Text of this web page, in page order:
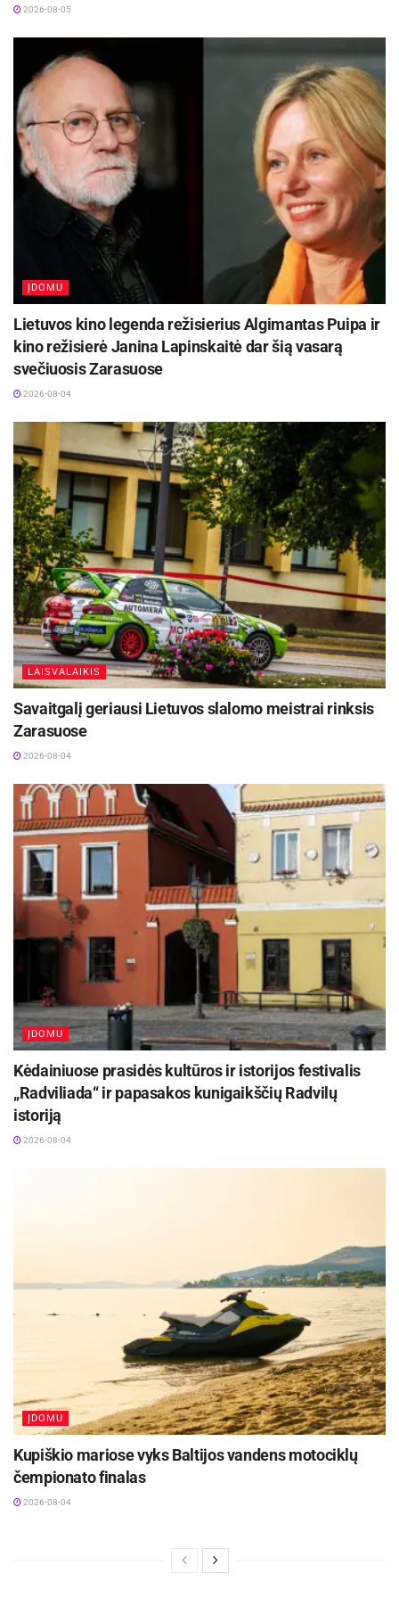
2026-08-05
ĮDOMU
Lietuvos kino legenda režisierius Algimantas Puipa ir
kino režisierė Janina Lapinskaitė dar šią vasarą
svečiuosis Zarasuose
2026-08-04
LAISVALAIKIS
Savaitgalį geriausi Lietuvos slalomo meistrai rinksis
Zarasuose
2026-08-04
ĮDOMU
Kėdainiuose prasidės kultūros ir istorijos festivalis
„Radviliada“ ir papasakos kunigaikščių Radvilų
istoriją
2026-08-04
ĮDOMU
Kupiškio mariose vyks Baltijos vandens motociklų
čempionato finalas
2026-08-04